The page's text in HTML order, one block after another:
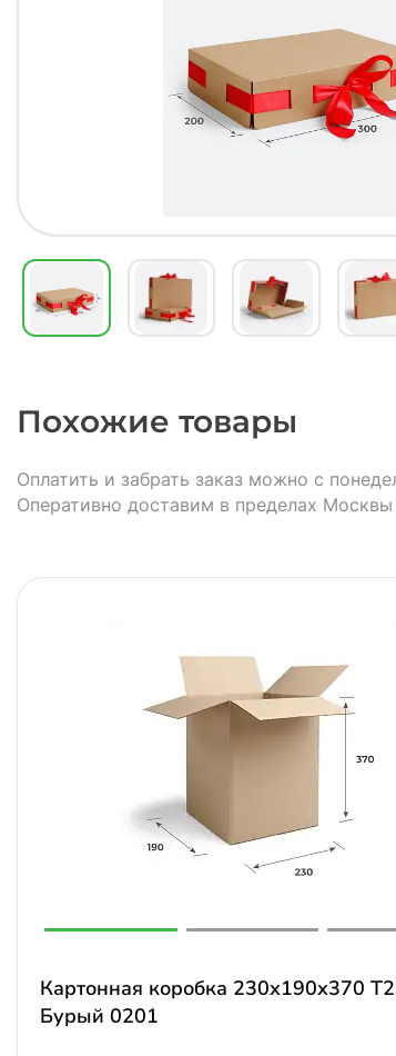
Похожие товары
Оплатить и забрать заказ можно с
Оперативно доставим в пределах
Картонная коробка 230х190х370
Бурый 0201